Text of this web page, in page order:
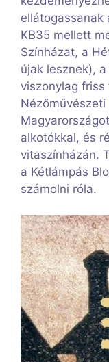
ellátogassanak
KB35 mellett
Színházat, a
újak lesznek),
viszonylag friss
alkotókkal, és
vitaszínházán.
a Kétlámpás
számolni róla.